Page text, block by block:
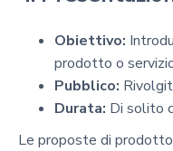
Obiettivo:
prodotto o
Pubblico:
Durata: Di solito
Le proposte di